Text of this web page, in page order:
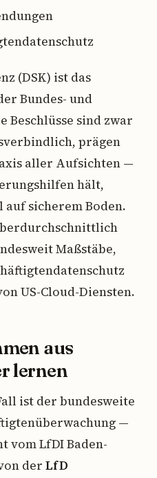
(DSK) ist das
Bundes- und
Beschlüsse sind zwar
prägen
aller Aufsichten —
hält,
sicherem Boden.
Maßstäbe,
US-Cloud-Diensten.
aus
lernen
ist der bundesweite
—
vom LfDI Baden-
der LfD